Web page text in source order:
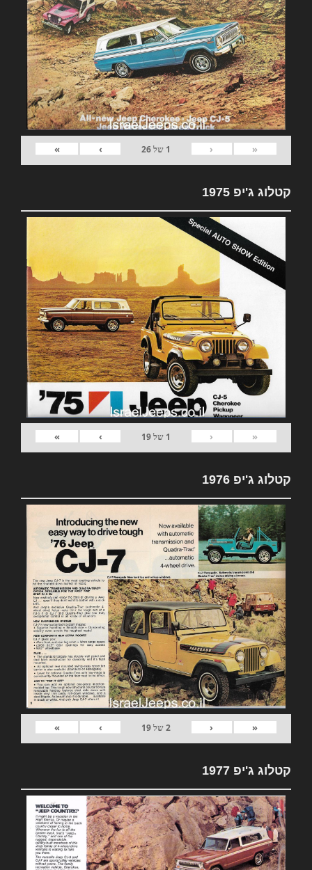
«
‹
1 של26
›
»
קטלוג ג'יפ 1975
«
‹
1 של19
›
»
קטלוג ג'יפ 1976
«
‹
2של19
›
»
קטלוג ג'יפ 1977